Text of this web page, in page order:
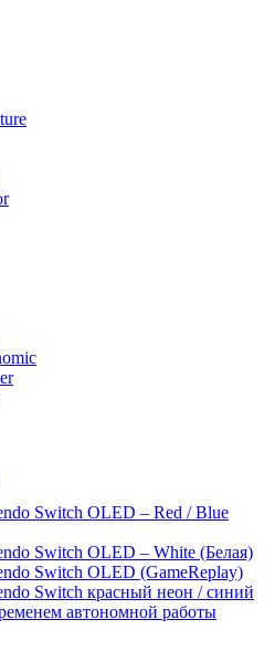
Switch OLED – Red / Blue
Switch OLED – White (Белая)
Switch OLED (GameReplay)
Switch красный неон / синий
автономной работы